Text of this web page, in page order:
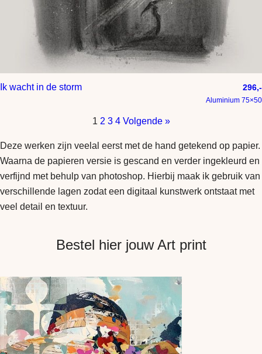
Ik wacht in de storm 296,-
Aluminium 75×50
1 2 3 4 Volgende »
Deze werken zijn veelal eerst met de hand getekend op papier.
Waarna de papieren versie is gescand en verder ingekleurd en
verfijnd met behulp van photoshop. Hierbij maak ik gebruik van
verschillende lagen zodat een digitaal kunstwerk ontstaat met
veel detail en textuur.
Bestel hier jouw Art print